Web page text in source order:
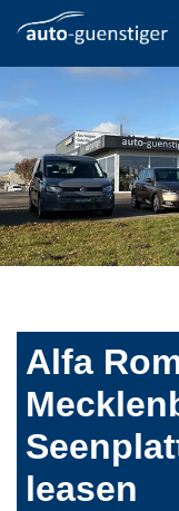
Alfa
leasen